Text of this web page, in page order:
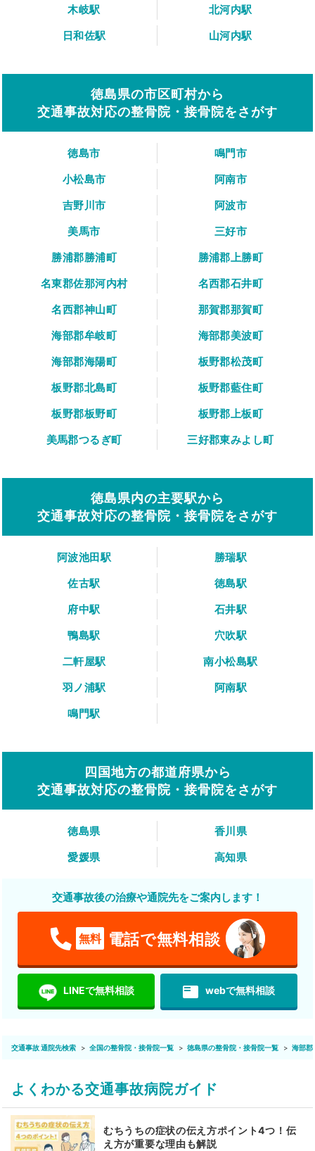
木岐駅
北河内駅
日和佐駅
山河内駅
徳島県の市区町村から
交通事故対応の整骨院・接骨院をさがす
徳島市
鳴門市
小松島市
阿南市
吉野川市
阿波市
美馬市
三好市
勝浦郡勝浦町
勝浦郡上勝町
名東郡佐那河内村
名西郡石井町
名西郡神山町
那賀郡那賀町
海部郡牟岐町
海部郡美波町
海部郡海陽町
板野郡松茂町
板野郡北島町
板野郡藍住町
板野郡板野町
板野郡上板町
美馬郡つるぎ町
三好郡東みよし町
徳島県内の主要駅から
交通事故対応の整骨院・接骨院をさがす
阿波池田駅
勝瑞駅
佐古駅
徳島駅
府中駅
石井駅
鴨島駅
穴吹駅
二軒屋駅
南小松島駅
羽ノ浦駅
阿南駅
鳴門駅
四国地方の都道府県から
交通事故対応の整骨院・接骨院をさがす
徳島県
香川県
愛媛県
高知県
交通事故後の治療や通院先をご案内します！
無料 電話で無料相談
LINEで無料相談 featured_play_list webで無料相談
交通事故 通院先検索 全国の整骨院・接骨院一覧 徳島県の整骨院・接骨院一覧 海部郡
よくわかる交通事故病院ガイド
むちうちの症状の伝え方ポイント4つ！伝
え方が重要な理由も解説